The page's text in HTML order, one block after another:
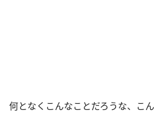
何となくこんなことだろうな、こ